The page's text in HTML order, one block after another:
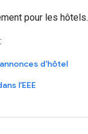
pour les hôtels.
:
d'hôtel
l'EEE